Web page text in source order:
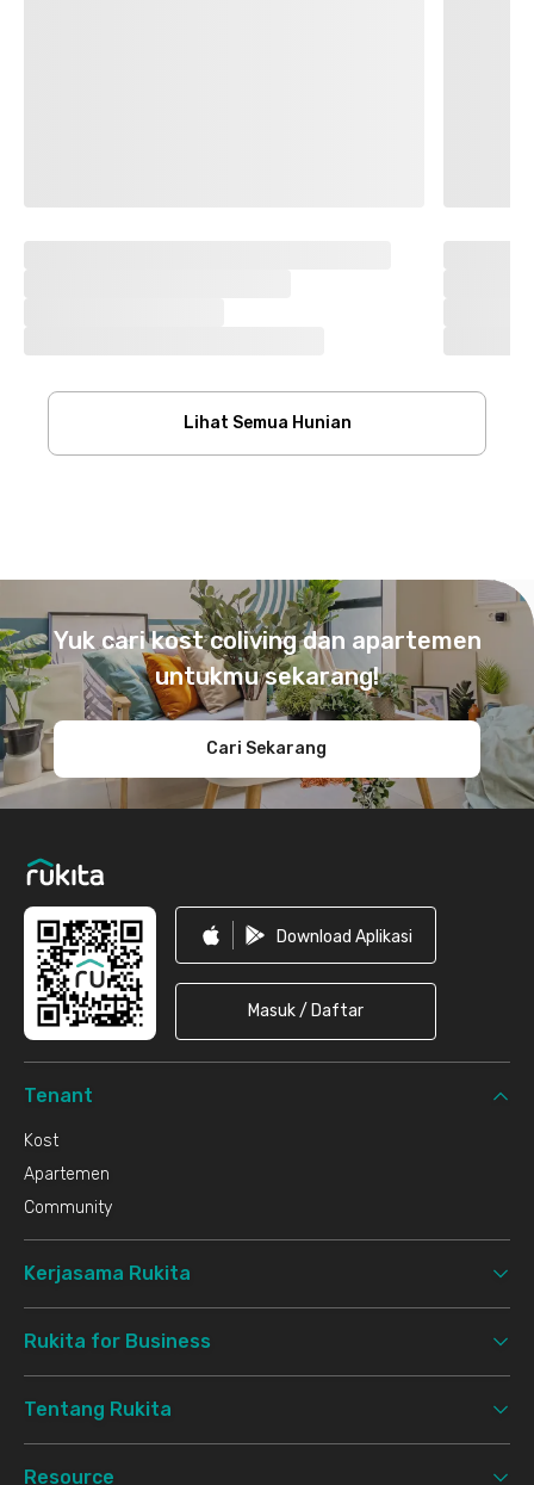
Lihat Semua Hunian
Yuk cari kost coliving dan apartemen
untukmu sekarang!
Cari Sekarang
Download Aplikasi
Masuk / Daftar
Tenant
Kost
Apartemen
Community
Kerjasama Rukita
Rukita for Business
Tentang Rukita
Resource